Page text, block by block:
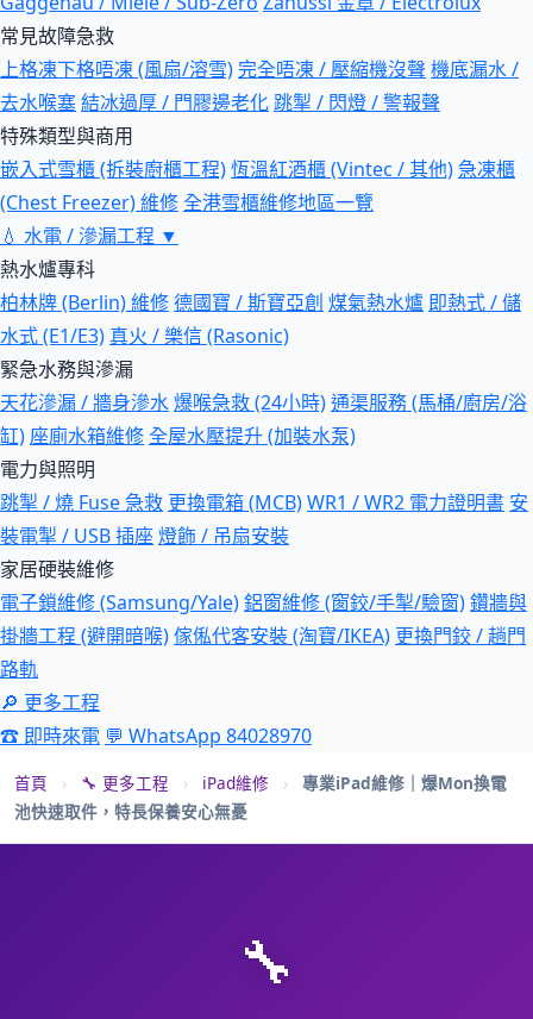
常見故障急救
上格凍下格唔凍 (風扇/溶雪)完全唔凍 / 壓縮機沒聲 機底漏水 /
去水喉塞結冰過厚 / 門膠邊老化跳掣 / 閃燈 / 警報聲
特殊類型與商用
嵌入式雪櫃 (拆裝廚櫃工程)恆溫紅酒櫃 (Vintec / 其他)急凍櫃
(Chest Freezer) 維修全港雪櫃維修地區一覽
💧 水電 / 滲漏工程 ▼
熱水爐專科
柏林牌 (Berlin) 維修德國寶 / 斯寶亞創 煤氣熱水爐 即熱式 / 儲
水式 (E1/E3) 真火 / 樂信 (Rasonic)
緊急水務與滲漏
天花滲漏 / 牆身滲水爆喉急救 (24小時)通渠服務 (馬桶/廚房/浴
缸) 座廁水箱維修全屋水壓提升 (加裝水泵)
電力與照明
跳掣 / 燒 Fuse 急救 更換電箱 (MCB)WR1 / WR2 電力證明書 安
裝電掣 / USB 插座燈飾 / 吊扇安裝
家居硬裝維修
電子鎖維修 (Samsung/Yale)鋁窗維修 (窗鉸/手掣/驗窗)鑽牆與
掛牆工程 (避開暗喉)傢俬代客安裝 (淘寶/IKEA) 更換門鉸 / 趟門
路軌
🔎 更多工程
☎ 即時來電 💬 WhatsApp 84028970
首頁 › 🔧 更多工程 › iPad維修 ›
專業iPad維修｜爆Mon換電
池快速取件，特長保養安心無憂
🔧